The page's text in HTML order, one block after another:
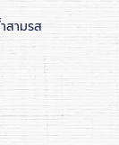
สามรส